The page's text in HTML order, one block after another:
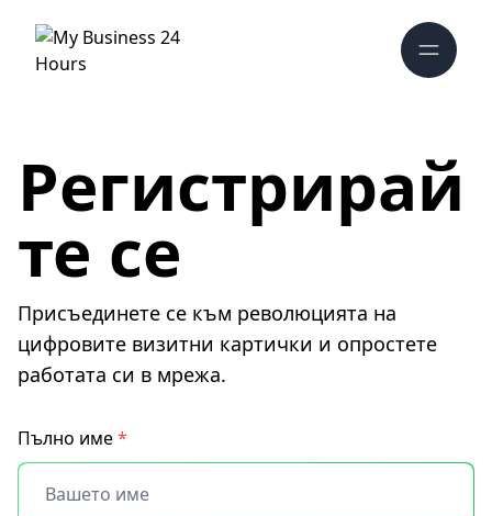
Регистрирай
те се
Присъединете се към революцията на
цифровите визитни картички и опростете
работата си в мрежа.
Пълно име*